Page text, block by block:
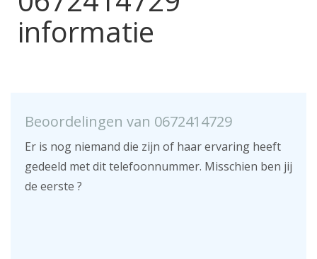
informatie
Beoordelingen van 0672414729
Er is nog niemand die zijn of haar ervaring heeft
gedeeld met dit telefoonnummer. Misschien ben jij
de eerste ?